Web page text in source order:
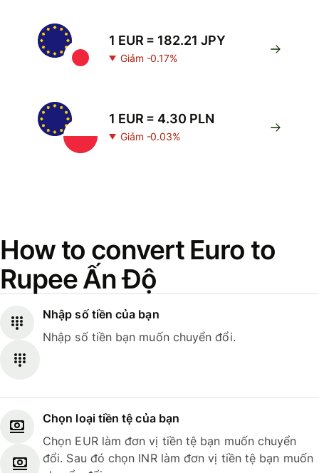
1 EUR = 182.21 JPY
Giảm -0.17%
1 EUR = 4.30 PLN
Giảm -0.03%
How to convert Euro to
Rupee Ấn Độ
Nhập số tiền của bạn
Nhập số tiền bạn muốn chuyển đổi.
Chọn loại tiền tệ của bạn
Chọn EUR làm đơn vị tiền tệ bạn muốn chuyển
đổi. Sau đó chọn INR làm đơn vị tiền tệ bạn muốn